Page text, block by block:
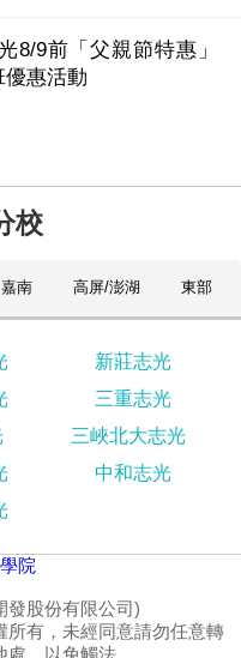
8/9前「父親節特惠」
優惠活動
校
嘉南 高屏/澎湖 東部
新莊志光
三重志光
三峽北大志光
中和志光
發股份有限公司)
所有，未經同意請勿任意轉